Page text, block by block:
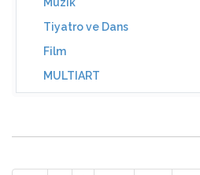
Tiyatro ve Dans
Film
MULTIART